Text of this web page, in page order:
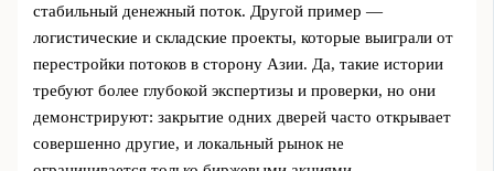
стабильный денежный поток. Другой пример —
логистические и складские проекты, которые выиграли от
перестройки потоков в сторону Азии. Да, такие истории
требуют более глубокой экспертизы и проверки, но они
демонстрируют: закрытие одних дверей часто открывает
совершенно другие, и локальный рынок не